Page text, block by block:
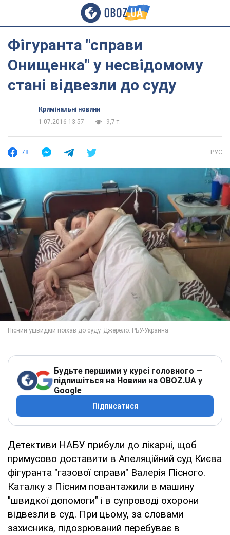
Фігуранта "справи
Онищенка" у несвідомому
стані відвезли до суду
Кримінальні новини
1.07.2016 13:57
9,7 т.
78 РУС
Будьте першими у курсі головного —
підпишіться на Новини на OBOZ.UA у
Google
Підписатися
Детективи НАБУ прибули до лікарні, щоб
примусово доставити в Апеляційний суд Києва
фігуранта "газової справи" Валерія Пісного.
Каталку з Пісним повантажили в машину
"швидкої допомоги" і в супроводі охорони
відвезли в суд. При цьому, за словами
захисника, підозрюваний перебуває в